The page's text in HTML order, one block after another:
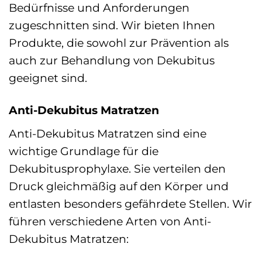
Bedürfnisse und Anforderungen
zugeschnitten sind. Wir bieten Ihnen
Produkte, die sowohl zur Prävention als
auch zur Behandlung von Dekubitus
geeignet sind.
Anti-Dekubitus Matratzen
Anti-Dekubitus Matratzen sind eine
wichtige Grundlage für die
Dekubitusprophylaxe. Sie verteilen den
Druck gleichmäßig auf den Körper und
entlasten besonders gefährdete Stellen. Wir
führen verschiedene Arten von Anti-
Dekubitus Matratzen: